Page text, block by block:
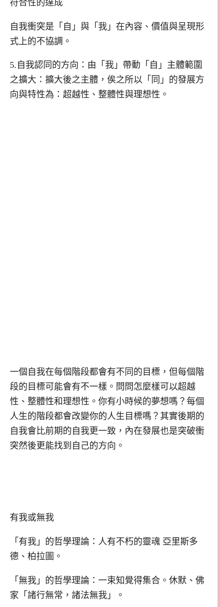
符合性的達成
自我衝突是「自」與「我」在內容、價值與呈現形
式上的不協調。
5.自我認同的方向：由「我」帶動「自」主體範圍
之擴大：擴大後之主體，俟之所以「同」的發展方
向與特性為：超越性、整體性與理想性。
一個自我在每個階段都會有不同的目標，但每個階
段的目標可能會有不一樣。問問怎麼樣可以超越
性、整體性和理想性。你有小時候的夢想嗎？每個
人生的階段都會改變你的人生目標嗎？其實後期的
自我會比前期的自我更一致，內在發展也是突破衝
突然後更能找到自己的方向。
有我或無我
「有我」的哲學理論：人有不朽的靈魂 亞里斯多
德、柏拉圖。
「無我」的哲學理論：一束知覺得集合。休默、佛
家「諸行無常，諸法無我」。